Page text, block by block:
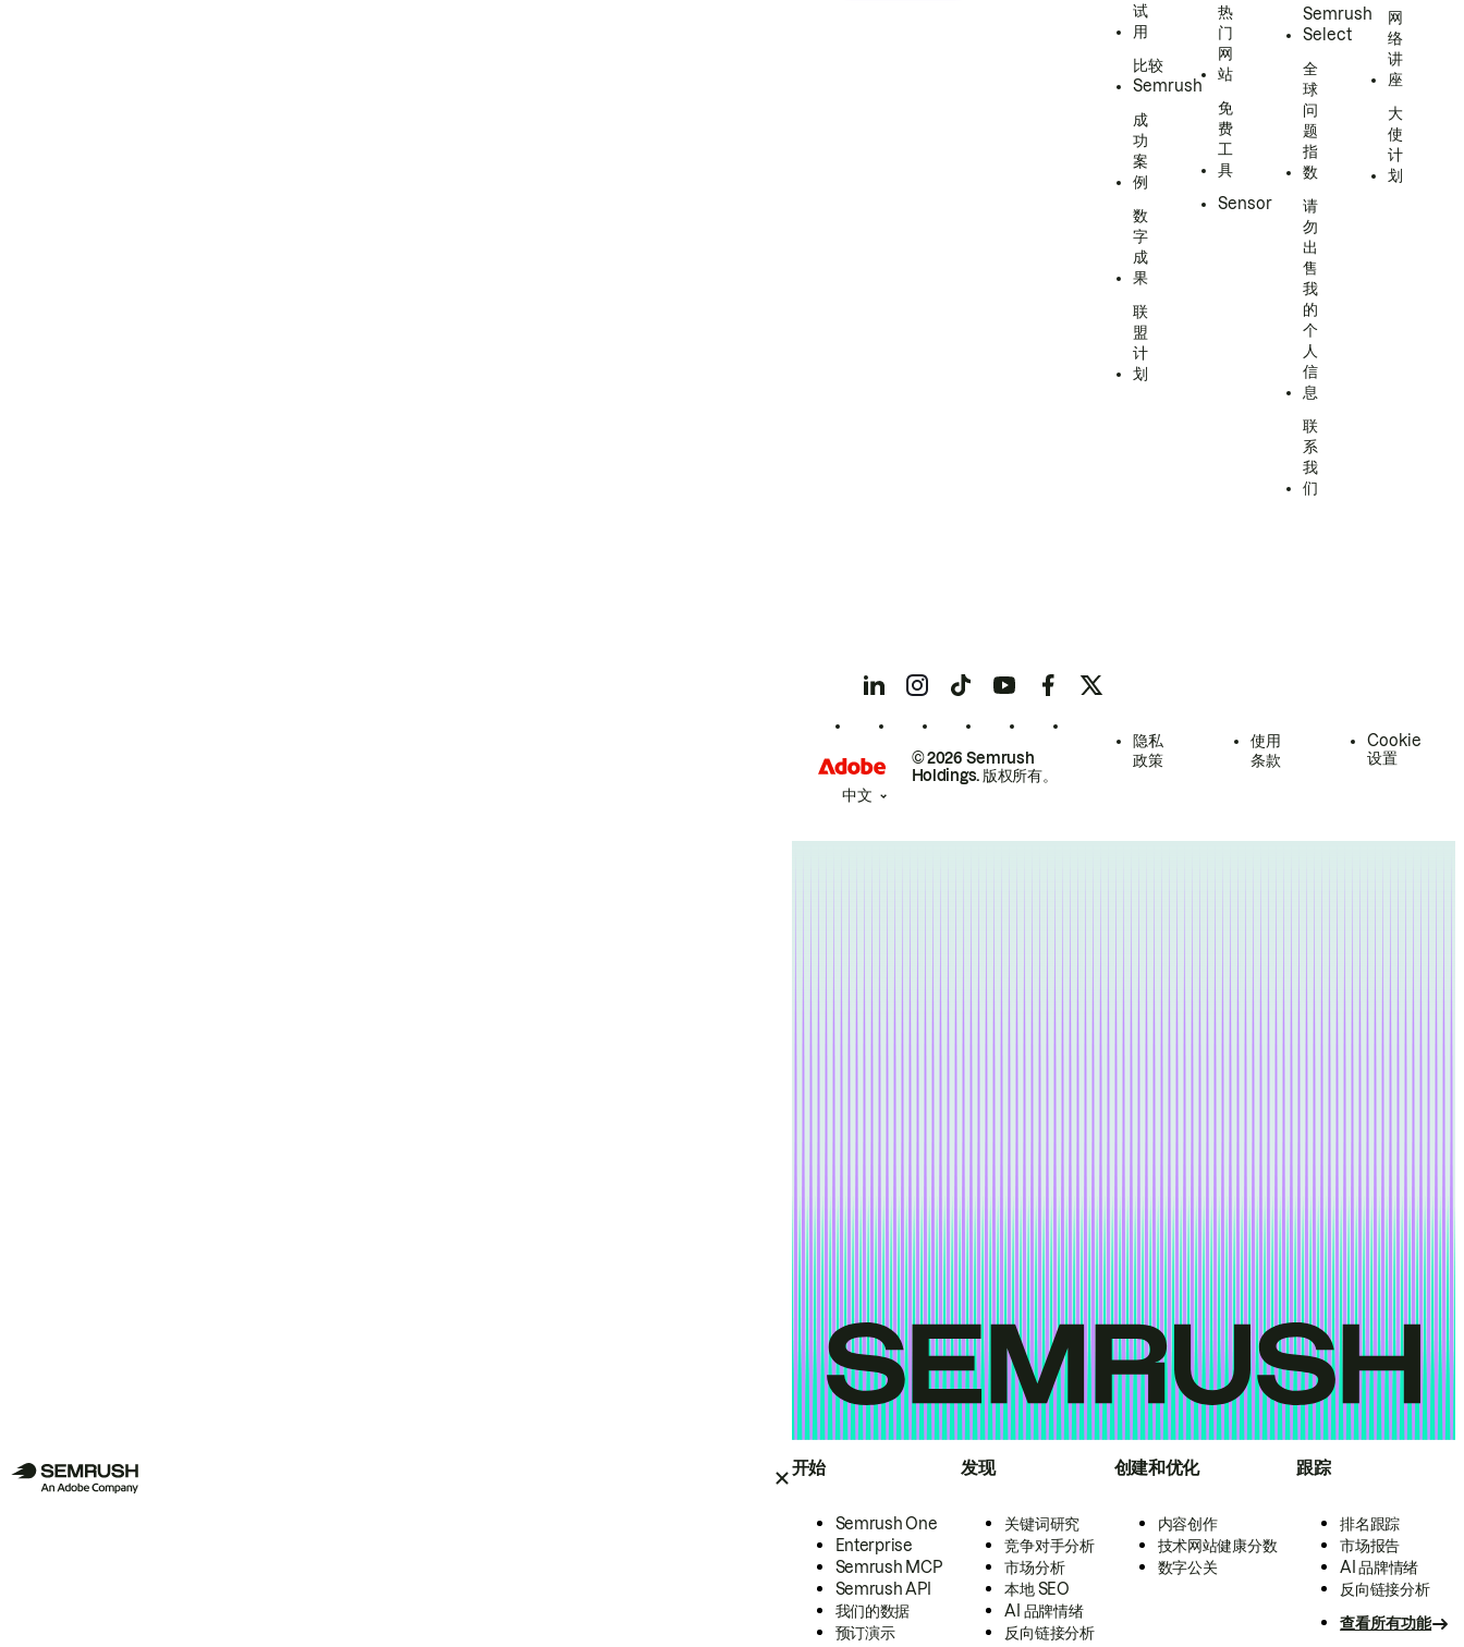
开始
Semrush One
Enterprise
Semrush MCP
Semrush API
我们的数据
预订演示
发现
关键词研究
竞争对手分析
市场分析
本地 SEO
AI 品牌情绪
反向链接分析
创建和优化
内容创作
技术网站健康分数
数字公关
跟踪
排名跟踪
市场报告
AI 品牌情绪
反向链接分析
查看所有功能
试
用
比较
Semrush
成
功
案
例
数
字
成
果
联
盟
计
划
热
门
网
站
免
费
工
具
Sensor
Semrush
Select
全
球
问
题
指
数
请
勿
出
售
我
的
个
人
信
息
联
系
我
们
网
络
讲
座
大
使
计
划
© 2026 Semrush
Holdings. 版权所有。
隐私
政策
使用
条款
Cookie
设置
中文